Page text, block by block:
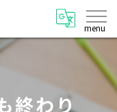
終わり